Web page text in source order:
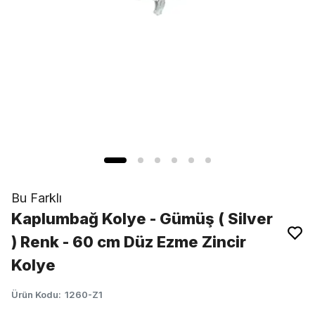
Bu Farklı
Kaplumbağ Kolye - Gümüş ( Silver
) Renk - 60 cm Düz Ezme Zincir
Kolye
Ürün Kodu: 1260-Z1